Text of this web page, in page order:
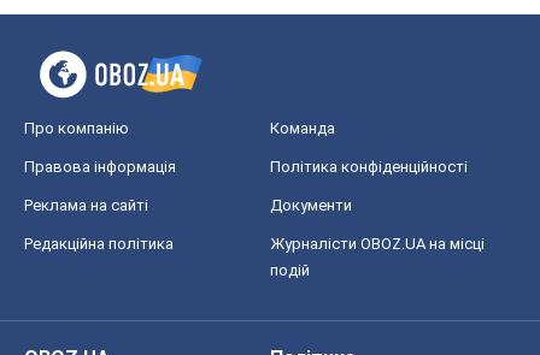
Про компанію Команда
Правова інформація Політика конфіденційності
Реклама на сайті Документи
Редакційна політика
Журналісти OBOZ.UA на місці
подій